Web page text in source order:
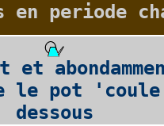
en periode
et
le pot
dessous